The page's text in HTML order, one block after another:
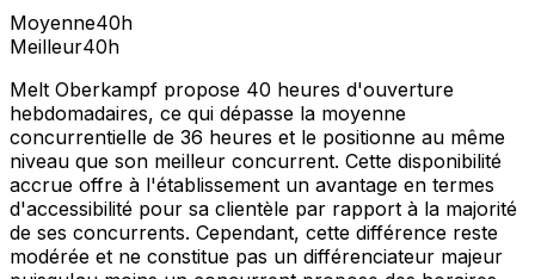
Moyenne40h
Meilleur40h
Melt Oberkampf propose 40 heures d'ouverture
hebdomadaires, ce qui dépasse la moyenne
concurrentielle de 36 heures et le positionne au même
niveau que son meilleur concurrent. Cette disponibilité
accrue offre à l'établissement un avantage en termes
d'accessibilité pour sa clientèle par rapport à la majorité
de ses concurrents. Cependant, cette différence reste
modérée et ne constitue pas un différenciateur majeur